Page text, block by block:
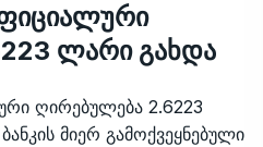
ლარი გახდა
ღირებულება 2.6223
მიერ გამოქვეყნებული